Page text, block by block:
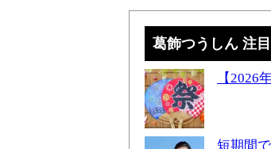
葛飾つうしん 注
【2026
短期間